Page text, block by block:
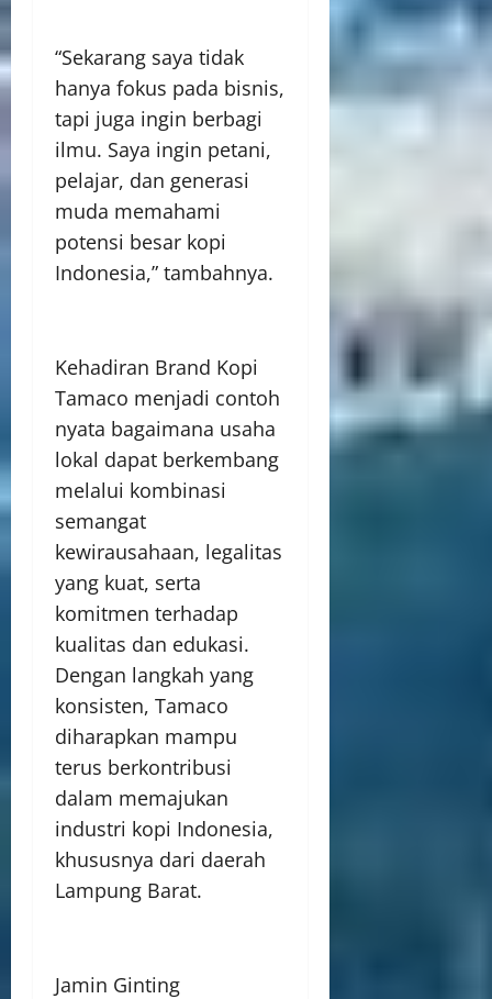
“Sekarang saya tidak
hanya fokus pada bisnis,
tapi juga ingin berbagi
ilmu. Saya ingin petani,
pelajar, dan generasi
muda memahami
potensi besar kopi
Indonesia,” tambahnya.
Kehadiran Brand Kopi
Tamaco menjadi contoh
nyata bagaimana usaha
lokal dapat berkembang
melalui kombinasi
semangat
kewirausahaan, legalitas
yang kuat, serta
komitmen terhadap
kualitas dan edukasi.
Dengan langkah yang
konsisten, Tamaco
diharapkan mampu
terus berkontribusi
dalam memajukan
industri kopi Indonesia,
khususnya dari daerah
Lampung Barat.
Jamin Ginting